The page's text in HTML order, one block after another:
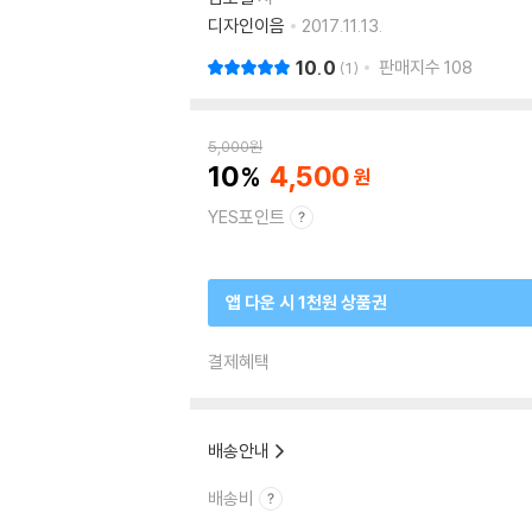
디자인이음
2017.11.13.
10.0 1 판매지수 108
5,000원
10 4,500
YES포인트
앱 다운 시 1천원 상품권
결제혜택
배송안내
배송비